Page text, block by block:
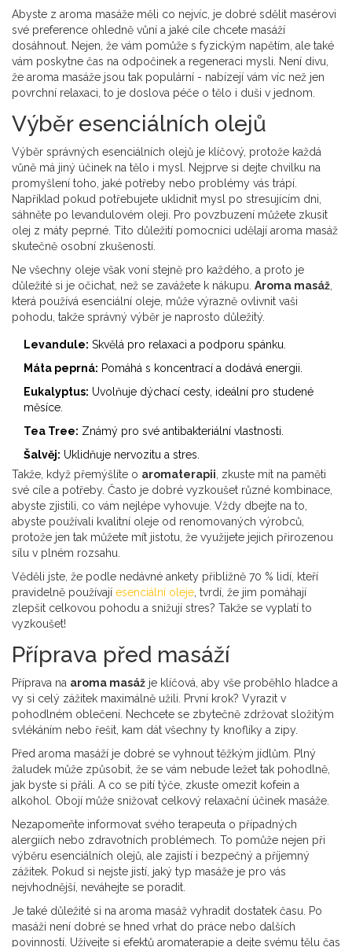
Abyste z aroma masáže měli co nejvíc, je dobré sdělit masérovi
své preference ohledně vůní a jaké cíle chcete masáží
dosáhnout. Nejen, že vám pomůže s fyzickým napětím, ale také
vám poskytne čas na odpočinek a regeneraci mysli. Není divu,
že aroma masáže jsou tak populární - nabízejí vám víc než jen
povrchní relaxaci, to je doslova péče o tělo i duši v jednom.
Výběr esenciálních olejů
Výběr správných esenciálních olejů je klíčový, protože každá
vůně má jiný účinek na tělo i mysl. Nejprve si dejte chvilku na
promyšlení toho, jaké potřeby nebo problémy vás trápí.
Například pokud potřebujete uklidnit mysl po stresujícím dni,
sáhněte po levandulovém oleji. Pro povzbuzení můžete zkusit
olej z máty peprné. Tito důležití pomocníci udělají aroma masáž
skutečně osobní zkušeností.
Ne všechny oleje však voní stejně pro každého, a proto je
důležité si je očichat, než se zavážete k nákupu. Aroma masáž
která používá esenciální oleje, může výrazně ovlivnit vaši
pohodu, takže správný výběr je naprosto důležitý.
Levandule: Skvělá pro relaxaci a podporu spánku.
Máta peprná: Pomáhá s koncentrací a dodává energii.
Eukalyptus: Uvolňuje dýchací cesty, ideální pro studené
měsíce.
Tea Tree: Známý pro své antibakteriální vlastnosti.
Šalvěj: Uklidňuje nervozitu a stres.
Takže, když přemýšlíte o aromaterapii , zkuste mít na paměti
své cíle a potřeby. Často je dobré vyzkoušet různé kombinace,
abyste zjistili, co vám nejlépe vyhovuje. Vždy dbejte na to,
abyste používali kvalitní oleje od renomovaných výrobců,
protože jen tak můžete mít jistotu, že využijete jejich přirozenou
sílu v plném rozsahu.
Věděli jste, že podle nedávné ankety přibližně 70 % lidí, kteří
pravidelně používají esenciální oleje , tvrdí, že jim pomáhají
zlepšit celkovou pohodu a snižují stres? Takže se vyplatí to
vyzkoušet!
Příprava před masáží
Příprava na aroma masáž je klíčová, aby vše proběhlo hladce a
vy si celý zážitek maximálně užili. První krok? Vyrazit v
pohodlném oblečení. Nechcete se zbytečně zdržovat složitým
svlékáním nebo řešit, kam dát všechny ty knoflíky a zipy.
Před aroma masáží je dobré se vyhnout těžkým jídlům. Plný
žaludek může způsobit, že se vám nebude ležet tak pohodlně,
jak byste si přáli. A co se pití týče, zkuste omezit kofein a
alkohol. Obojí může snižovat celkový relaxační účinek masáže.
Nezapomeňte informovat svého terapeuta o případných
alergiích nebo zdravotních problémech. To pomůže nejen při
výběru esenciálních olejů, ale zajistí i bezpečný a příjemný
zážitek. Pokud si nejste jistí, jaký typ masáže je pro vás
nejvhodnější, neváhejte se poradit.
Je také důležité si na aroma masáž vyhradit dostatek času. Po
masáži není dobré se hned vrhat do práce nebo dalších
povinností. Užívejte si efektů aromaterapie a dejte svému tělu čas